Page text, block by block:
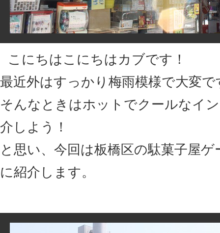
こにちはこにちはカブです！
最近外はすっかり梅雨模様で大変で
そんなときはホットでクールなイ
介しよう！
と思い、今回は板橋区の駄菓子屋
に紹介します。